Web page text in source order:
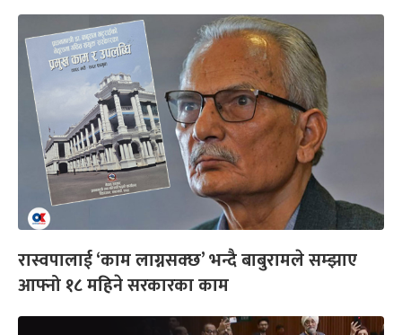
रास्वपालाई ‘काम लाग्नसक्छ’ भन्दै बाबुरामले सम्झाए
आफ्नो १८ महिने सरकारका काम